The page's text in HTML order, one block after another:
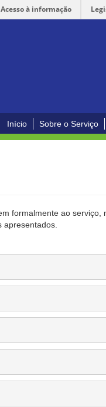
Acesso à informação
Início Sobre o Serviço
formalmente ao serviço,